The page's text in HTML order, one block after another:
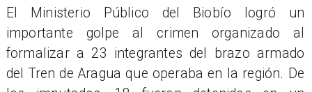
El Ministerio Público del Biobío logró un
importante golpe al crimen organizado al
formalizar a 23 integrantes del brazo armado
del Tren de Aragua que operaba en la región. De